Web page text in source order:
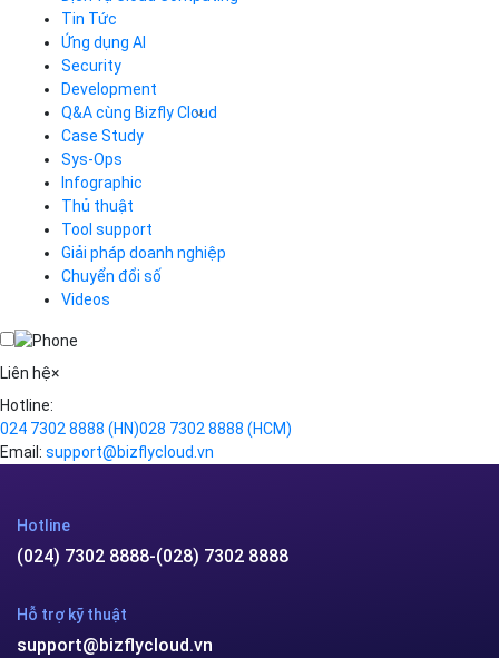
Cloud Server
CDN
Load Balancer
Auto Scaling
Container Registry
Kubernetes
Cloud Database
Call Center
Business Email
Simple Storage
VOD
VPN
Traffic Manager
Cloud VPS
Videos
Tin Tức
Ứng dụng AI
Security
Development
Q&A cùng Bizfly Cloud
Q&A về Bizfly Cloud Server
Thao tác kết nối tới server
Videos
Q&A về Bizfly Business Email
Videos
Case Study
Sys-Ops
Infographic
Thủ thuật
Tool support
Giải pháp doanh nghiệp
Chuyển đổi số
Videos
Liên hệ×
Hotline:
024 7302 8888 (HN)028 7302 8888(HCM)
Email:support@bizflycloud.vn
Hotline
(024) 7302 8888-(028) 7302 8888
Hỗ trợ kỹ thuật
support@bizflycloud.vn